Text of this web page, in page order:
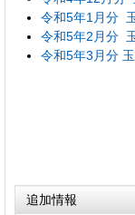
令和5年1月分
令和5年2月分
令和5年3月分
追加情報